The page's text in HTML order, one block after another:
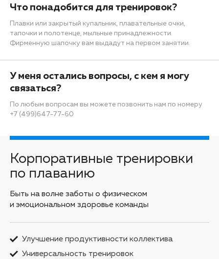
Что понадобится для тренировок?
Плавки или закрытый купальник, плавательные очки,
тапочки и полотенце, мыльные принадлежности.
Фирменную шапочку вам выдадут на первом занятии.
У меня остались вопросы, с кем я могу
связаться?
По любым вопросам вы можете позвонить нам по номеру
+7 (499)647-77-60
Корпоративные тренировки
по плаванию
Быть на волне заботы о физическом
и эмоциональном здоровье команды
Улучшение продуктивности коллектива
Универсальность тренировок